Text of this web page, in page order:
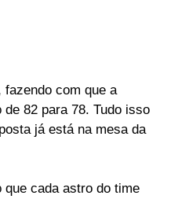
fazendo com que a
82 para 78. Tudo isso
já está na mesa da
cada astro do time